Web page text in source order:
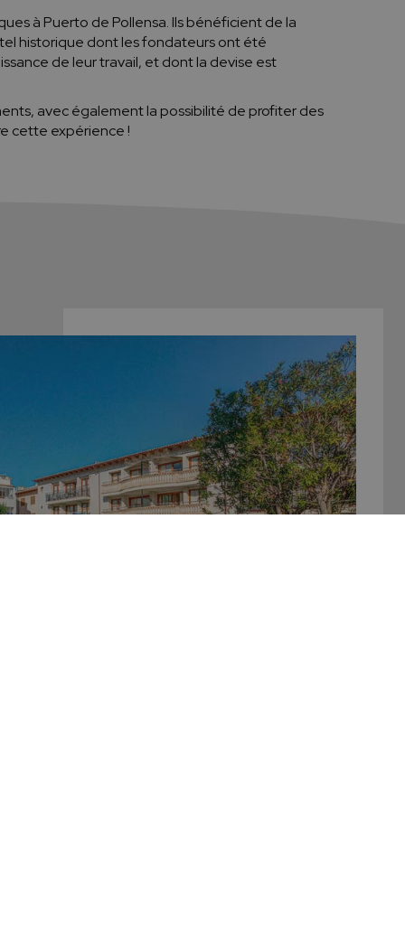
à Puerto de Pollensa. Ils bénéficient de la
historique dont les fondateurs ont été
de leur travail, et dont la devise est
avec également la possibilité de profiter des
cette expérience !